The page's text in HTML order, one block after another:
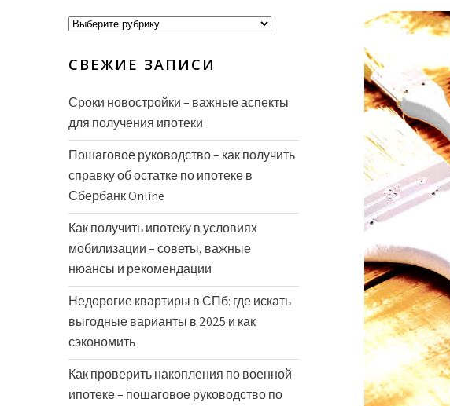
Рубрики
СВЕЖИЕ ЗАПИСИ
Сроки новостройки – важные аспекты
для получения ипотеки
Пошаговое руководство – как получить
справку об остатке по ипотеке в
Сбербанк Online
Как получить ипотеку в условиях
мобилизации – советы, важные
нюансы и рекомендации
Недорогие квартиры в СПб: где искать
выгодные варианты в 2025 и как
сэкономить
Как проверить накопления по военной
ипотеке – пошаговое руководство по